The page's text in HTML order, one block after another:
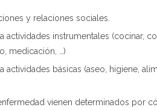
y relaciones sociales.
actividades instrumentales (cocinar,
medicación, …)
actividades básicas (aseo, higiene,
vienen determinados por